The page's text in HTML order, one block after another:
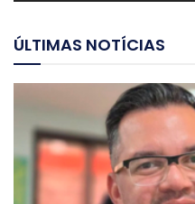
ÚLTIMAS NOTÍCIAS